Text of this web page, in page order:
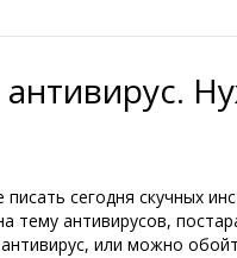
сегодня скучных
тему антивирусов,
или можно